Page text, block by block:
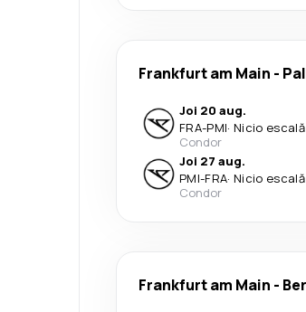
Frankfurt am Main -
Joi 20 aug.
FRA-PMI· Nicio escală
Condor
Joi 27 aug.
PMI-FRA· Nicio escală
Condor
Frankfurt am Main -